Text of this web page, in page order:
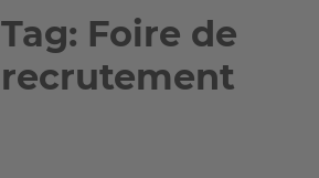
Tag: Foire de
recrutement